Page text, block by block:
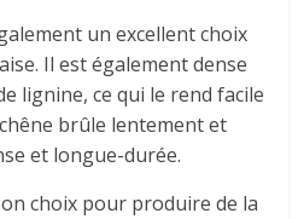
un excellent choix
Il est également dense
lignine, ce qui le rend facile
brûle lentement et
et longue-durée.
choix pour produire de la